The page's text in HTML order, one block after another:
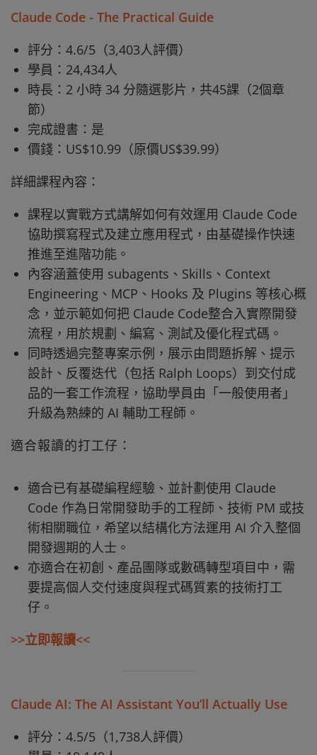
Claude Code - The Practical Guide
評分：4.6/5（3,403人評價）
學員：24,434人
時長：2 小時 34 分隨選影片，共45課（2個章
節）​
完成證書：是
價錢：US$10.99（原價US$39.99）
詳細課程內容：
課程以實戰方式講解如何有效運用 Claude Code
協助撰寫程式及建立應用程式，由基礎操作快速
推進至進階功能。
內容涵蓋使用 subagents、Skills、Context
Engineering、MCP、Hooks 及 Plugins 等核心概
念，並示範如何把 Claude Code整合入實際開發
流程，用於規劃、編寫、測試及優化程式碼。
同時透過完整專案示例，展示由問題拆解、提示
設計、反覆迭代（包括 Ralph Loops）到交付成
品的一套工作流程，協助學員由「一般使用者」
升級為熟練的 AI 輔助工程師。
適合報讀的打工仔：
適合已有基礎編程經驗、並計劃使用 Claude
Code 作為日常開發助手的工程師、技術 PM 或技
術相關職位，希望以結構化方法運用 AI 介入整個
開發週期的人士。
亦適合在初創、產品團隊或數碼轉型項目中，需
要提高個人交付速度與程式碼質素的技術打工
仔。
>>立即報讀<<
Claude AI: The AI Assistant You’ll Actually Use
評分：4.5/5（1,738人評價）